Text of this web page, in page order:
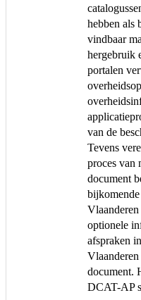
hebben als
vindbaar
hergebruik
portalen
van de
Tevens
proces van
document
optionele
afspraken
document.
DCAT-AP